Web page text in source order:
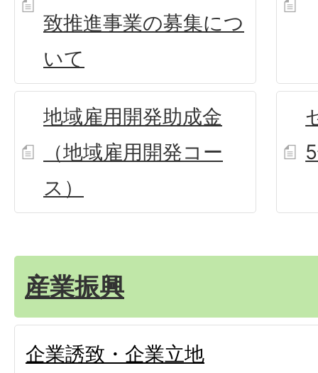
致推進事業の募集につ
いて
地域雇用開発助成金
（地域雇用開発コー
ス）
産業振興
企業誘致・企業立地